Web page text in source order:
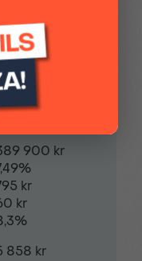
Apple
900 kr
kr
kr
858 kr